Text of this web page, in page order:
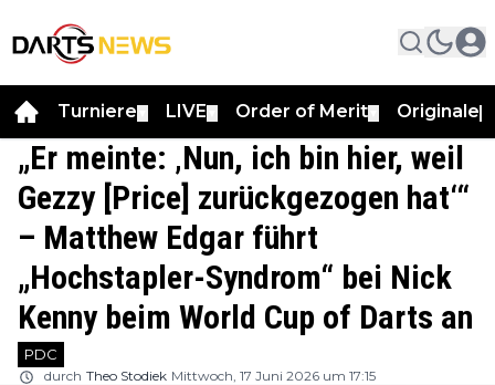
Turniere LIVE Order of Merit Originale
„Er meinte: ‚Nun, ich bin hier, weil
Gezzy [Price] zurückgezogen hat‘“
– Matthew Edgar führt
„Hochstapler-Syndrom“ bei Nick
Kenny beim World Cup of Darts an
PDC
durch Theo Stodiek Mittwoch, 17 Juni 2026 um 17:15